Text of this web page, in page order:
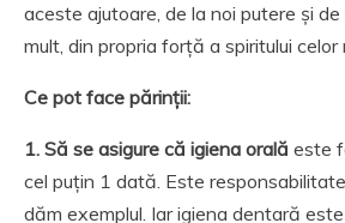
aceste ajutoare, de la noi putere și de
mult, din propria forță a spiritului celor
Ce pot face părinții:
1. Să se asigure că igiena orală este
cel puțin 1 dată. Este
dăm exemplul. Iar igiena dentară